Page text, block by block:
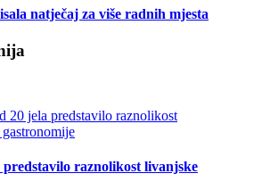
natječaj za više radnih mjesta
predstavilo raznolikost livanjske